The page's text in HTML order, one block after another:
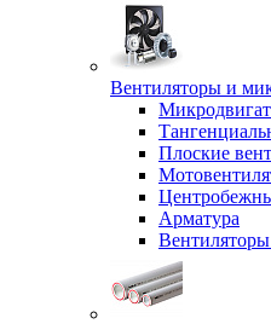
Вентиляторы и
Плоские
Арматура